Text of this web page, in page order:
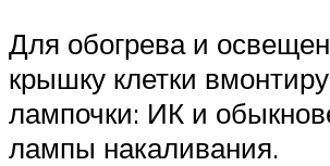
Для обогрева и
крышку клетки
лампочки: ИК и
лампы накаливания.